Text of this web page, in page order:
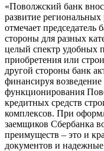
«Поволжский банк
развитие
отмечает
стороны для разных
целый спектр удобных
приобретения или
другой стороны банк
финансируя
функционирования
кредитных средств
комплексов. При
заемщиков Сбербанка
преимуществ – это и
документов и надежные